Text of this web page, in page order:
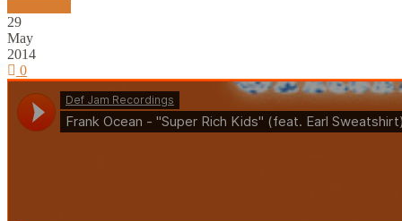
29
May
2014
0